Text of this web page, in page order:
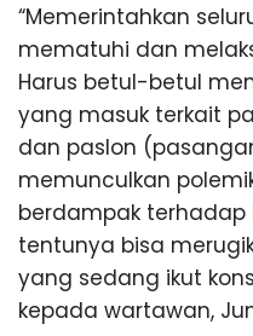
“Memerintahkan
mematuhi dan
Harus betul-betul
yang masuk terkait
dan paslon
memunculkan
berdampak terhadap
tentunya bisa
yang sedang ikut
kepada wartawan,